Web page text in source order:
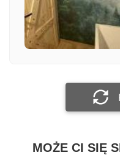
Załącz zdjęcie
MOŻE CI SIĘ